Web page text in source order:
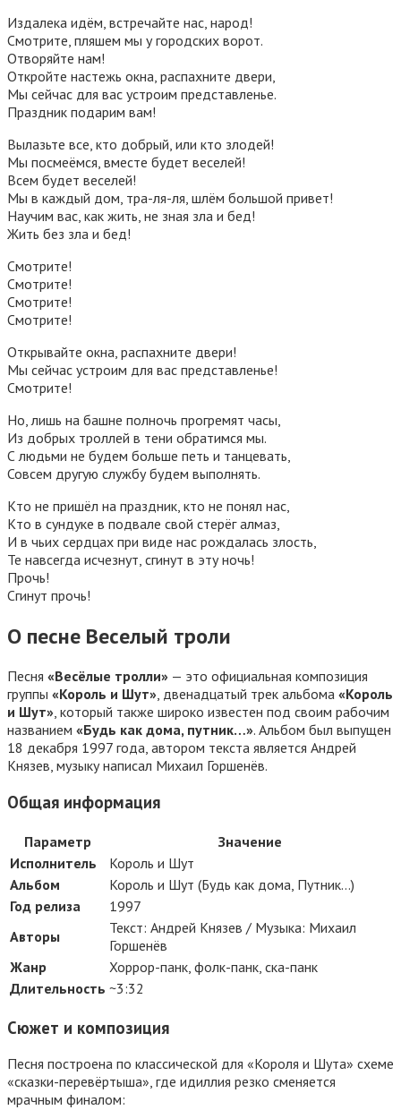
Издалека идём, встречайте нас, народ!
Смотрите, пляшем мы у городских ворот.
Отворяйте нам!
Откройте настежь окна, распахните двери,
Мы сейчас для вас устроим представленье.
Праздник подарим вам!
Вылазьте все, кто добрый, или кто злодей!
Мы посмеёмся, вместе будет веселей!
Всем будет веселей!
Мы в каждый дом, тра-ля-ля, шлём большой привет!
Научим вас, как жить, не зная зла и бед!
Жить без зла и бед!
Смотрите!
Смотрите!
Смотрите!
Смотрите!
Открывайте окна, распахните двери!
Мы сейчас устроим для вас представленье!
Смотрите!
Но, лишь на башне полночь прогремят часы,
Из добрых троллей в тени обратимся мы.
С людьми не будем больше петь и танцевать,
Совсем другую службу будем выполнять.
Кто не пришёл на праздник, кто не понял нас,
Кто в сундуке в подвале свой стерёг алмаз,
И в чьих сердцах при виде нас рождалась злость,
Те навсегда исчезнут, сгинут в эту ночь!
Прочь!
Сгинут прочь!
О песне Веселый троли
Песня «Весёлые тролли» — это официальная композиция
группы «Король и Шут», двенадцатый трек альбома «Король
и Шут», который также широко известен под своим рабочим
названием «Будь как дома, путник…». Альбом был выпущен
18 декабря 1997 года, автором текста является Андрей
Князев, музыку написал Михаил Горшенёв.
Общая информация
Параметр
Значение
Исполнитель
Король и Шут
Альбом
Король и Шут (Будь как дома, Путник…)
Год релиза
1997
Авторы
Текст: Андрей Князев / Музыка: Михаил
Горшенёв
Жанр
Хоррор-панк, фолк-панк, ска-панк
Длительность ~3:32
Сюжет и композиция
Песня построена по классической для «Короля и Шута» схеме
«сказки-перевёртыша», где идиллия резко сменяется
мрачным финалом: